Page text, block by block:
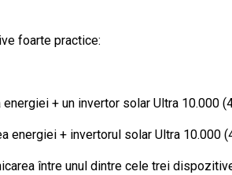
foarte practice:
+ un invertor solar Ultra 10.000
energiei + invertorul solar Ultra 10.000
între unul dintre cele trei